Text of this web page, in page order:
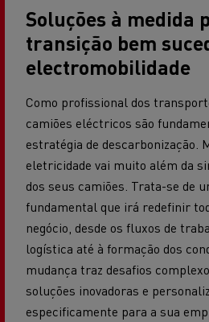
Soluções à medida
transição bem
electromobilidade
Como profissional dos
camiões eléctricos são
estratégia de descarbonização.
eletricidade vai muito além da
dos seus camiões. Trata-se de
fundamental que irá redefinir
negócio, desde os fluxos de
logística até à formação dos
mudança traz desafios
soluções inovadoras e
especificamente para a sua